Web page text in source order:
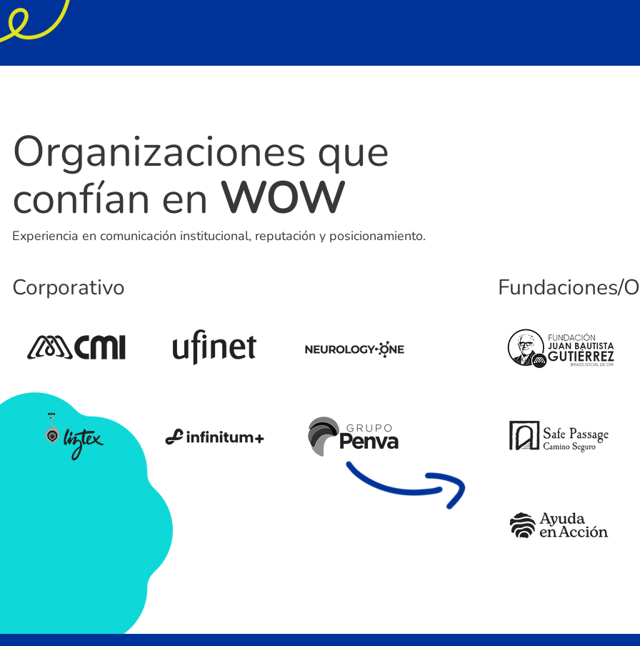
Organizaciones que
confían en WOW
Experiencia en comunicación institucional, reputación y posicionamiento.
Corporativo Fundaciones/